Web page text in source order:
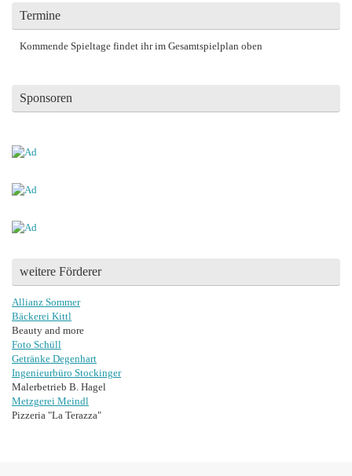
Termine
Kommende Spieltage findet ihr im Gesamtspielplan oben
Sponsoren
weitere Förderer
Allianz Sommer
Bäckerei Kittl
Beauty and more
Foto Schüll
Getränke Degenhart
Ingenieurbüro Stockinger
Malerbetrieb B. Hagel
Metzgerei Meindl
Pizzeria "La Terazza"